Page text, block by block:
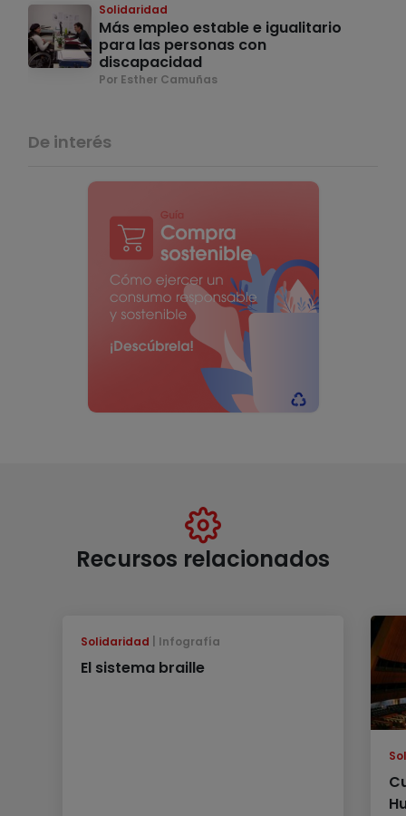
Solidaridad
Más empleo estable e igualitario
para las personas con
discapacidad
Por Esther Camuñas
De interés
Recursos relacionados
Solidaridad Infografía
El sistema braille